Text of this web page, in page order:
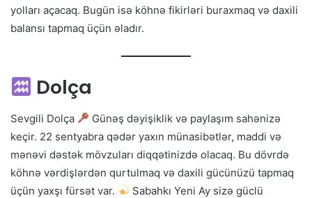
yolları açacaq. Bugün isə köhnə fikirləri buraxmaq və daxili
balansı tapmaq üçün əladır.
Dolça
Sevgili Dolça
Günəş dəyişiklik və paylaşım sahənizə
keçir. 22 sentyabra qədər yaxın münasibətlər, maddi və
mənəvi dəstək mövzuları diqqətinizdə olacaq. Bu dövrdə
köhnə vərdişlərdən qurtulmaq və daxili gücünüzü tapmaq
üçün yaxşı fürsət var.
Sabahkı Yeni Ay sizə güclü